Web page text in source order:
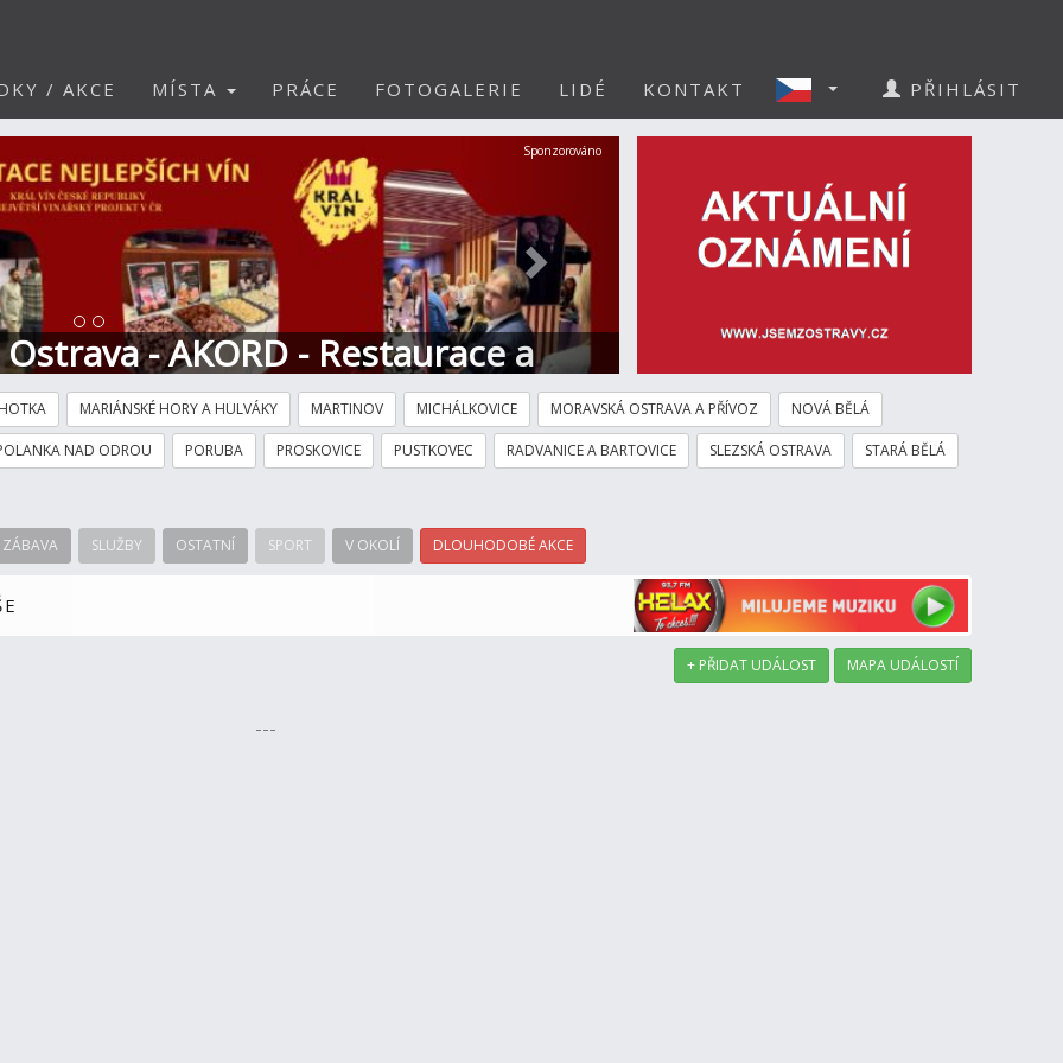
/ AKCE MÍSTA PRÁCE FOTOGALERIE LIDÉ KONTAKT PŘIHLÁSIT
- AKORD - Restaurace a
Další
Sponzorováno
MARIÁNSKÉ HORY A HULVÁKY MARTINOV MICHÁLKOVICE MORAVSKÁ OSTRAVA A PŘÍVOZ NOVÁ BĚLÁ
NAD ODROU PORUBA PROSKOVICE PUSTKOVEC RADVANICE A BARTOVICE SLEZSKÁ OSTRAVA STARÁ BĚLÁ
ZÁBAVA SLUŽBY OSTATNÍ SPORT V OKOLÍ DLOUHODOBÉ AKCE
+ PŘIDAT UDÁLOST MAPA UDÁLOSTÍ
---